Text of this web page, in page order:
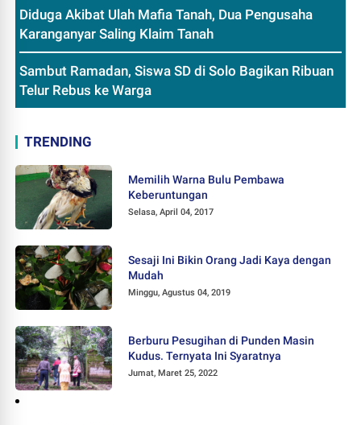
Diduga Akibat Ulah Mafia Tanah, Dua Pengusaha
Karanganyar Saling Klaim Tanah
Sambut Ramadan, Siswa SD di Solo Bagikan Ribuan
Telur Rebus ke Warga
TRENDING
Memilih Warna Bulu Pembawa
Keberuntungan
Selasa, April 04, 2017
Sesaji Ini Bikin Orang Jadi Kaya dengan
Mudah
Minggu, Agustus 04, 2019
Berburu Pesugihan di Punden Masin
Kudus. Ternyata Ini Syaratnya
Jumat, Maret 25, 2022